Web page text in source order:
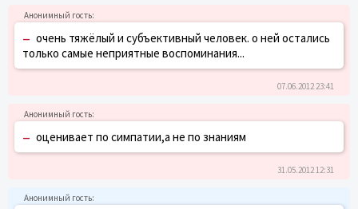
– очень тяжёлый и субъективный человек. о ней остались
только самые неприятные воспоминания...
07.06.2012 23:41
– оценивает по симпатии,а не по знаниям
31.05.2012 12:31